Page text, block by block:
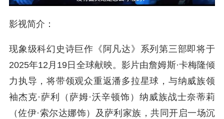
影视简介：
现象级科幻史诗巨作《阿凡达》系列第三部即将于
2025年12月19日全球献映。影片由詹姆斯·卡梅隆倾
力执导，将带领观众重返潘多拉星球，与纳威族领
袖杰克·萨利（萨姆·沃辛顿饰）纳威族战士奈蒂莉
（佐伊·索尔达娜饰）及萨利家族，共同开启一场沉